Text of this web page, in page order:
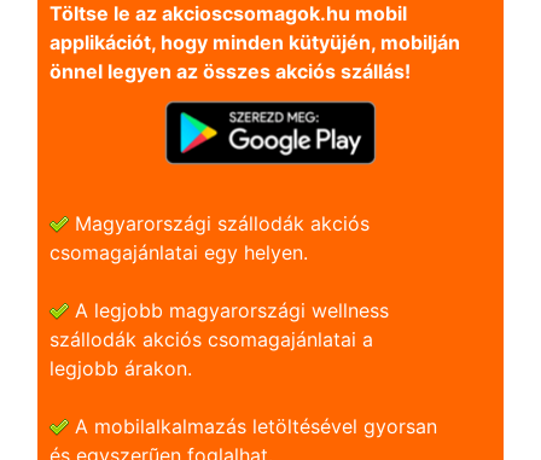
Töltse le az akcioscsomagok.hu mobil
applikációt, hogy minden kütyüjén, mobilján
önnel legyen az összes akciós szállás!
Magyarországi szállodák akciós
csomagajánlatai egy helyen.
A legjobb magyarországi wellness
szállodák akciós csomagajánlatai a
legjobb árakon.
A mobilalkalmazás letöltésével gyorsan
és egyszerũen foglalhat.